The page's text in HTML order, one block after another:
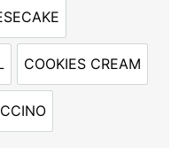
CHEESECAKE
COOKIES CREAM
COOKIES CREAM
CAPPUCCINO